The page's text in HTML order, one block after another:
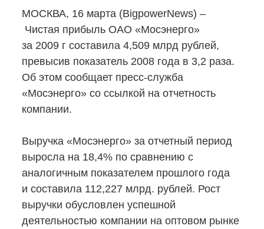
МОСКВА, 16 марта (BigpowerNews) –
Чистая прибыль ОАО «Мосэнерго»
за 2009 г составила 4,509 млрд рублей,
превысив показатель 2008 года в 3,2 раза.
Об этом сообщает пресс-служба
«Мосэнерго» со ссылкой на отчетность
компании.
Выручка «Мосэнерго» за отчетный период
выросла на 18,4% по сравнению с
аналогичным показателем прошлого года
и составила 112,227 млрд. рублей. Рост
выручки обусловлен успешной
деятельностью компании на оптовом рынке